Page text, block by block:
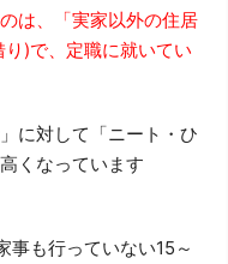
は、「実家以外の住居
)で、定職に就いてい
に対して「ニート・ひ
くなっています
事も行っていない15～